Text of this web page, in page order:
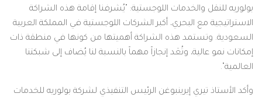
بولوريه للنقل والخدمات اللوجستية: "يُشرفنا إقامة هذه الشراكة
الاستراتيجية مع البحري، أكبر الشركات اللوجستية في المملكة العربية
السعودية. وتستمد هذه الشراكة أهميتها من كونها في منطقة ذات
إمكانات نمو عالية، وتُعَد إنجازاً مهماً بالنسبة لنا يُضاف إلى شبكتنا
العالمية".
وأكد الأستاذ تيري إيرينبوغن الرئيس التنفيذي لشركة بولوريه للخدمات